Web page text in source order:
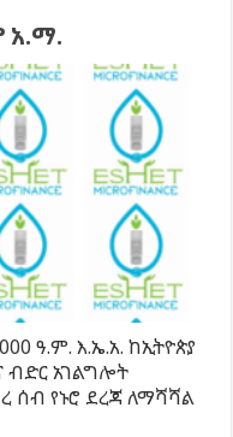
አ.ማ.
ዓ.ም. እ.ኤ.አ. ከኢትዮጵያ
ብድር አገልግሎት
ሰብ የኑሮ ደረጃ ለማሻሻል